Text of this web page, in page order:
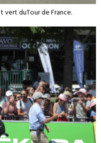
duTour de France.